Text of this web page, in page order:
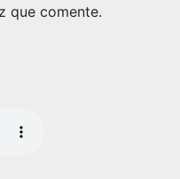
que comente.